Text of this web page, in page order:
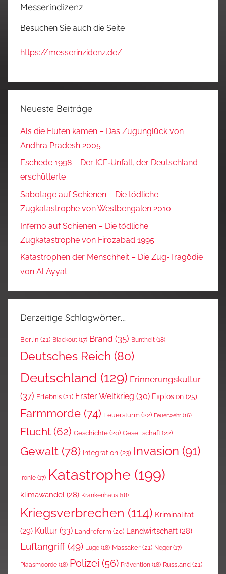
Messerindizenz
Besuchen Sie auch die Seite
https://messerinzidenz.de/
Neueste Beiträge
Als die Fluten kamen – Das Zugunglück von
Andhra Pradesh 2005
Eschede 1998 – Der ICE‑Unfall, der Deutschland
erschütterte
Sabotage auf Schienen – Die tödliche
Zugkatastrophe von Westbengalen 2010
Inferno auf Schienen – Die tödliche
Zugkatastrophe von Firozabad 1995
Katastrophen der Menschheit – Die Zug-Tragödie
von Al Ayyat
Derzeitige Schlagwörter…
Berlin (21) Blackout (17) Brand (35) Buntheit (18)
Deutsches Reich (80)
Deutschland (129) Erinnerungskultur
(37) Erlebnis (21) Erster Weltkrieg (30) Explosion (25)
Farmmorde (74) Feuersturm (22) Feuerwehr (16)
Flucht (62) Geschichte (20) Gesellschaft(22)
Gewalt (78) Integration (23) Invasion (91)
Ironie (17) Katastrophe (199)
klimawandel (28) Krankenhaus (18)
Kriegsverbrechen (114) Kriminalität
(29) Kultur (33) Landreform (20) Landwirtschaft (28)
Luftangriff (49) Lüge (18) Massaker (21) Neger (17)
Plaasmoorde (18) Polizei (56) Prävention (18) Russland (21)